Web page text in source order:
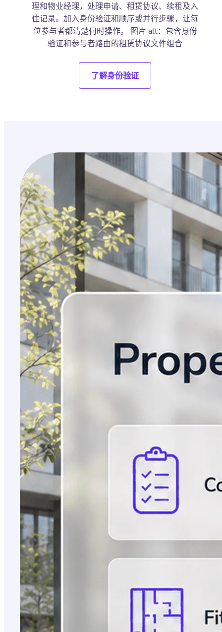
理和物业经理，处理申请、租赁协议、续租及入
住记录。加入身份验证和顺序或并行步骤，让每
位参与者都清楚何时操作。 图片 alt：包含身份
验证和参与者路由的租赁协议文件组合
了解身份验证